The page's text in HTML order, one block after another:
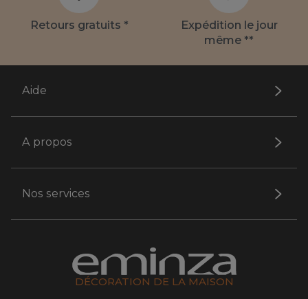
Retours gratuits *
Expédition le jour
même **
Aide
A propos
Nos services
DÉCORATION DE LA MAISON